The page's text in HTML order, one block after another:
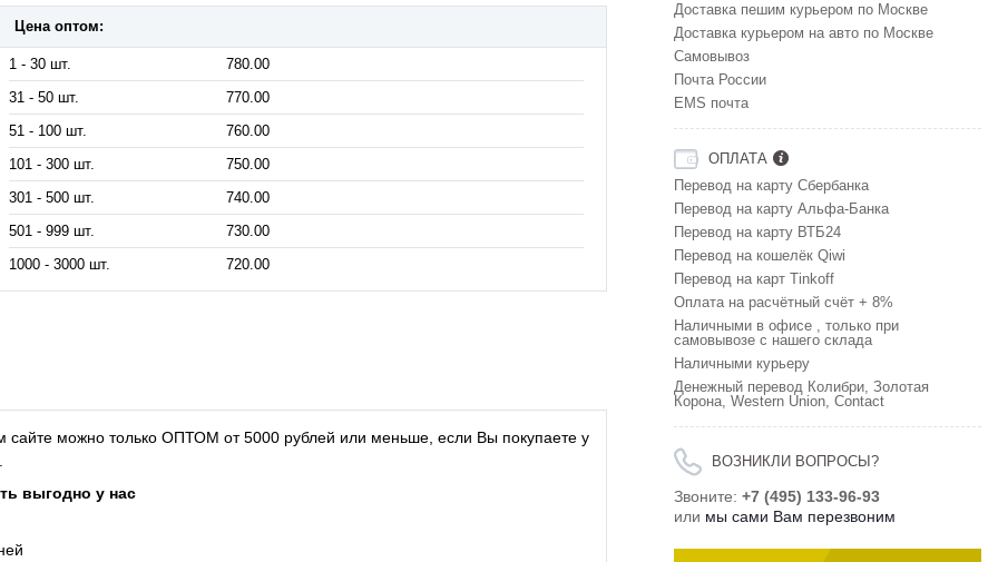
Цена оптом:
1 - 30 шт.
780.00
31 - 50 шт.
770.00
51 - 100 шт.
760.00
101 - 300 шт.
750.00
301 - 500 шт.
740.00
501 - 999 шт.
730.00
1000 - 3000 шт.
720.00
можно только ОПТОМ от 5000 рублей или меньше, если Вы покупаете у
выгодно у нас
Доставка пешим курьером по Москве
Доставка курьером на авто по Москве
Самовывоз
Почта России
EMS почта
ОПЛАТА
Перевод на карту Сбербанка
Перевод на карту Альфа-Банка
Перевод на карту ВТБ24
Перевод на кошелёк Qiwi
Перевод на карт Tinkoff
Оплата на расчётный счёт + 8%
Наличными в офисе , только при
самовывозе с нашего склада
Наличными курьеру
Денежный перевод Колибри, Золотая
Корона, Western Union, Contact
ВОЗНИКЛИ ВОПРОСЫ?
Звоните: +7 (495) 133-96-93
или мы сами Вам перезвоним